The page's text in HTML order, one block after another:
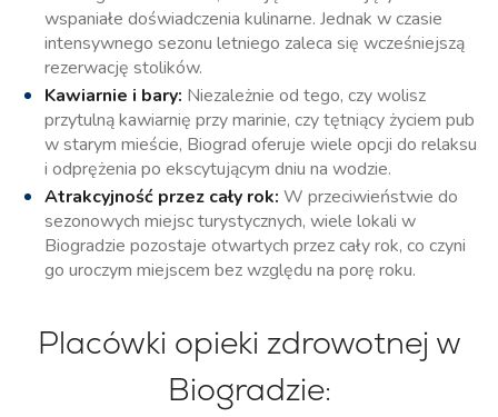
wspaniałe doświadczenia kulinarne. Jednak w czasie
intensywnego sezonu letniego zaleca się wcześniejszą
rezerwację stolików.
Kawiarnie i bary: Niezależnie od tego, czy wolisz
przytulną kawiarnię przy marinie, czy tętniący życiem pub
w starym mieście, Biograd oferuje wiele opcji do relaksu
i odprężenia po ekscytującym dniu na wodzie.
Atrakcyjność przez cały rok: W przeciwieństwie do
sezonowych miejsc turystycznych, wiele lokali w
Biogradzie pozostaje otwartych przez cały rok, co czyni
go uroczym miejscem bez względu na porę roku.
Placówki opieki zdrowotnej w
Biogradzie: